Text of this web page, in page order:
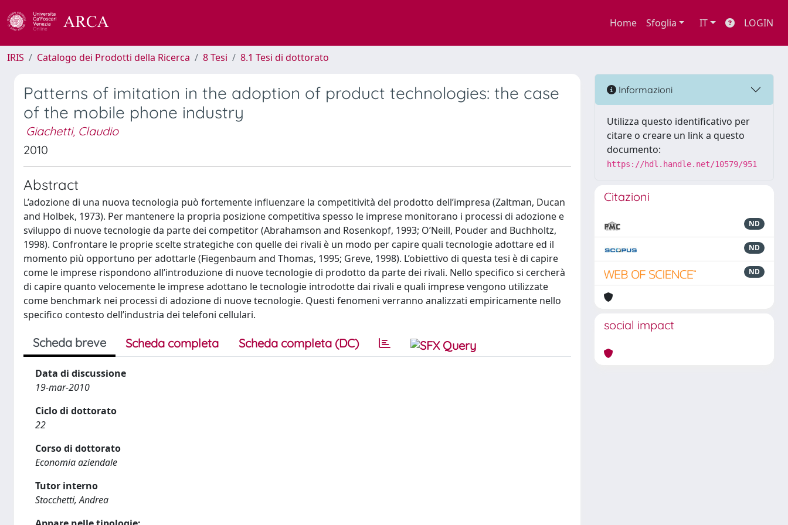
Home Sfoglia IT LOGIN
IRIS Catalogo dei Prodotti della Ricerca 8 Tesi 8.1 Tesi di dottorato
Patterns of imitation in the adoption of product technologies: the case
of the mobile phone industry
Giachetti, Claudio
2010
Abstract
L’adozione di una nuova tecnologia può fortemente influenzare la competitività del prodotto dell’impresa (Zaltman, Ducan
and Holbek, 1973). Per mantenere la propria posizione competitiva spesso le imprese monitorano i processi di adozione e
sviluppo di nuove tecnologie da parte dei competitor (Abrahamson and Rosenkopf, 1993; O’Neill, Pouder and Buchholtz,
1998). Confrontare le proprie scelte strategiche con quelle dei rivali è un modo per capire quali tecnologie adottare ed il
momento più opportuno per adottarle (Fiegenbaum and Thomas, 1995; Greve, 1998). L’obiettivo di questa tesi è di capire
come le imprese rispondono all’introduzione di nuove tecnologie di prodotto da parte dei rivali. Nello specifico si cercherà
di capire quanto velocemente le imprese adottano le tecnologie introdotte dai rivali e quali imprese vengono utilizzate
come benchmark nei processi di adozione di nuove tecnologie. Questi fenomeni verranno analizzati empiricamente nello
specifico contesto dell’industria dei telefoni cellulari.
Scheda breve Scheda completa Scheda completa (DC)
Data di discussione
19-mar-2010
Ciclo di dottorato
22
Corso di dottorato
Economia aziendale
Tutor interno
Stocchetti, Andrea
Informazioni
Utilizza questo identificativo per
citare o creare un link a questo
documento:
https://hdl.handle.net/10579/951
Citazioni
ND
ND
ND
social impact